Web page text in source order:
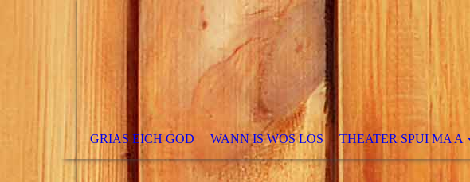
GRIAS EICH GOD WANN IS WOS LOS THEATER SPUI MA A